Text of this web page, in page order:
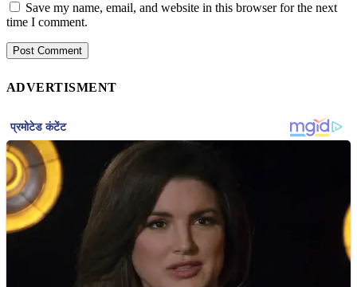
Save my name, email, and website in this browser for the next
time I comment.
ADVERTISMENT